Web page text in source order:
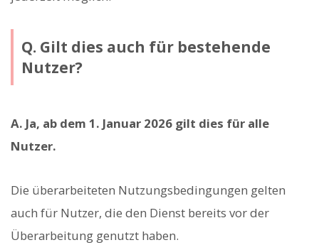
Q. Gilt dies auch für bestehende
Nutzer?
A. Ja, ab dem 1. Januar 2026 gilt dies für alle
Nutzer.
Die überarbeiteten Nutzungsbedingungen gelten
auch für Nutzer, die den Dienst bereits vor der
Überarbeitung genutzt haben.